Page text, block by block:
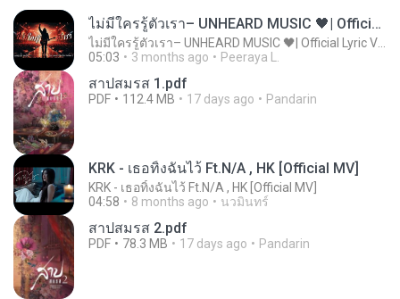
ไม่มีใครรู้ตัวเรา– UNHEARD MUSIC 🖤| Official Lyric Video | เพลงสู้ชีวิต
05:03
3 months ago Peeraya L.
สาปสมรส 1.pdf
PDF 112.4 MB 17 days ago Pandarin
KRK - เธอทิ้งฉันไว้ Ft.N/A , HK [Official MV]
KRK - เธอทิ้งฉันไว้ Ft.N/A , HK [Official MV]
04:58
8 months ago นวมินทร์
สาปสมรส 2.pdf
PDF 78.3 MB 17 days ago Pandarin